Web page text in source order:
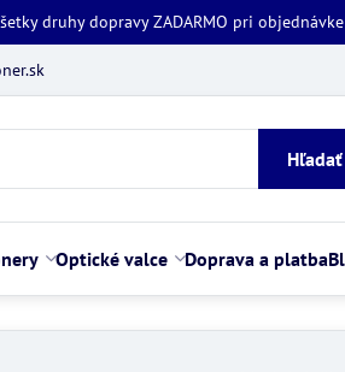
druhy dopravy ZADARMO pri
Hľadať
Optické valce Doprava a platba